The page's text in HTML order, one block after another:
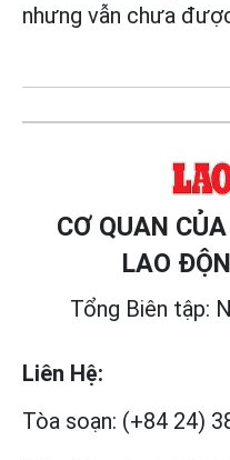
nhưng vẫn chưa
CƠ QUAN
LAO
Tổng Biên tập:
Liên Hệ:
Tòa soạn: (+84 24)